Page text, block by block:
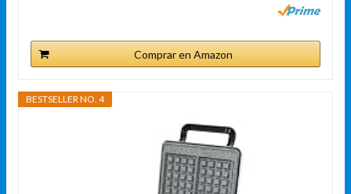
Comprar en Amazon
BESTSELLER NO. 4